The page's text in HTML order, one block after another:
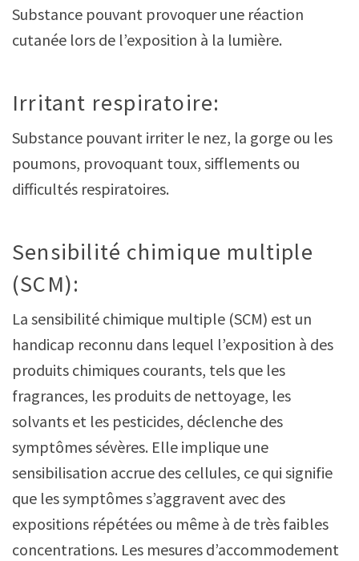
Substance pouvant provoquer une réaction
cutanée lors de l’exposition à la lumière.
Irritant respiratoire:
Substance pouvant irriter le nez, la gorge ou les
poumons, provoquant toux, sifflements ou
difficultés respiratoires.
Sensibilité chimique multiple
(SCM):
La sensibilité chimique multiple (SCM) est un
handicap reconnu dans lequel l’exposition à des
produits chimiques courants, tels que les
fragrances, les produits de nettoyage, les
solvants et les pesticides, déclenche des
symptômes sévères. Elle implique une
sensibilisation accrue des cellules, ce qui signifie
que les symptômes s’aggravent avec des
expositions répétées ou même à de très faibles
concentrations. Les mesures d’accommodement